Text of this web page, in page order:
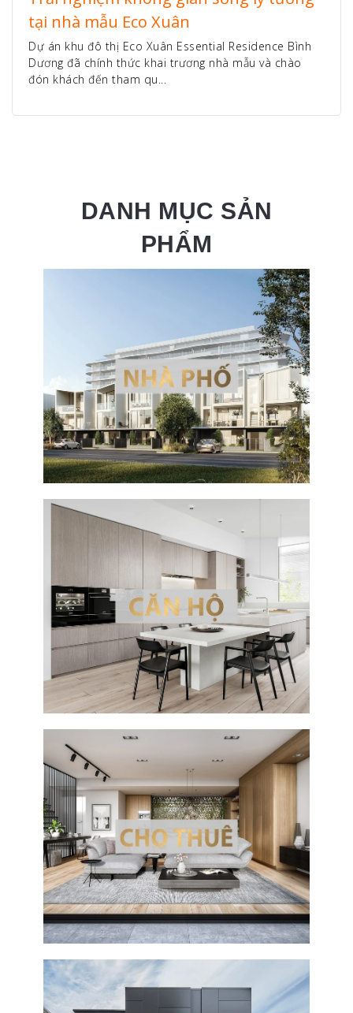
tại nhà mẫu Eco Xuân
Dự án khu đô thị Eco Xuân Essential Residence Bình
Dương đã chính thức khai trương nhà mẫu và chào
đón khách đến tham qu...
DANH MỤC SẢN
PHẨM